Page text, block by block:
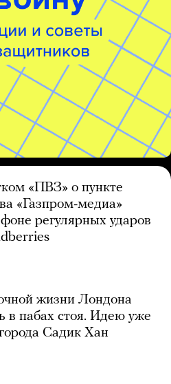
«ПВЗ» о пункте
«Газпром-медиа»
регулярных ударов
жизни Лондона
в пабах стоя. Идею уже
Садик Хан